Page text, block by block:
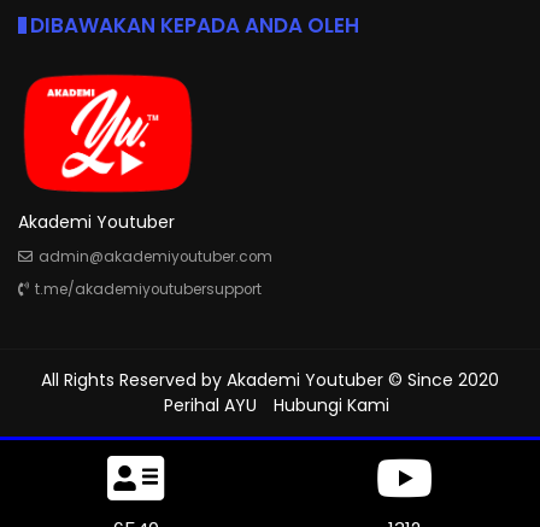
DIBAWAKAN KEPADA ANDA OLEH
Akademi Youtuber
admin@akademiyoutuber.com
t.me/akademiyoutubersupport
All Rights Reserved by Akademi Youtuber © Since 2020
Perihal AYU
Hubungi Kami